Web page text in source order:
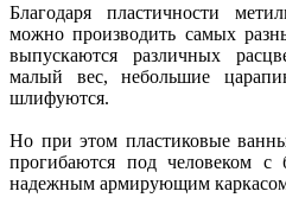
Благодаря пластичности
можно производить самых
выпускаются различных
малый вес, небольшие
шлифуются.
Но при этом пластиковые
прогибаются под человеком
надежным армирующим каркасом